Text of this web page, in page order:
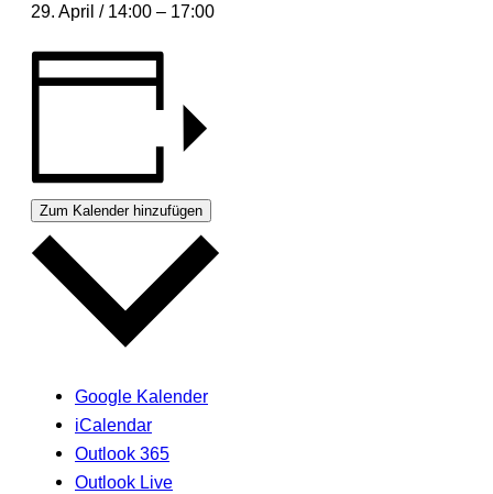
29. April / 14:00 – 17:00
Zum Kalender hinzufügen
Google Kalender
iCalendar
Outlook 365
Outlook Live